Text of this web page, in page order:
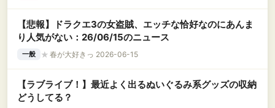
【悲報】ドラクエ3の女盗賊、エッチな恰好なのにあんま
り人気がない：26/06/15のニュース
一般 ★ 春が大好きっ 2026-06-15
【ラブライブ！】最近よく出るぬいぐるみ系グッズの収納
どうしてる？